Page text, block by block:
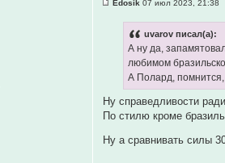
Edosik 07 июл 2023, 21:38
uvarov писал(а):
А ну да,
любимом
А Полард, помнится,
Ну справедливости
По стилю кроме
Ну а сравнивать силы